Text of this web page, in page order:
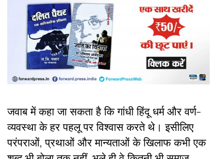
जवाब में कहा जा सकता है कि गांधी हिंदू धर्म और वर्ण-
व्यवस्था के हर पहलू पर विश्वास करते थे। इसीलिए
परंपराओं, प्रथाओं और मान्यताओं के खिलाफ कभी एक